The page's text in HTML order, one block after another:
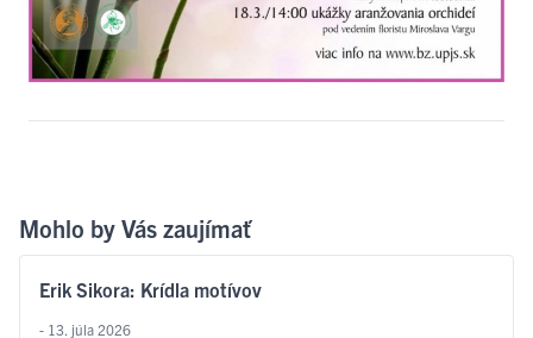
Mohlo by Vás zaujímať
Erik Sikora: Krídla motívov
- 13. júla 2026